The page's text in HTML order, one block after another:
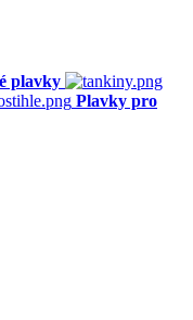
plavky